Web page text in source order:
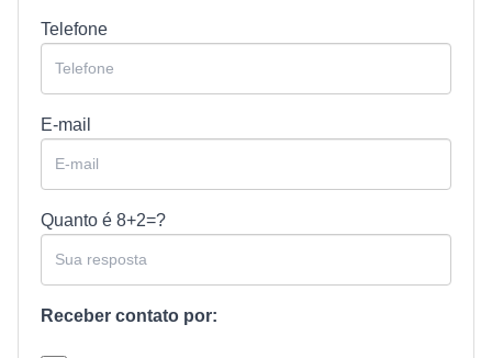
Telefone
E-mail
Quanto é 8+2=?
Receber contato por: